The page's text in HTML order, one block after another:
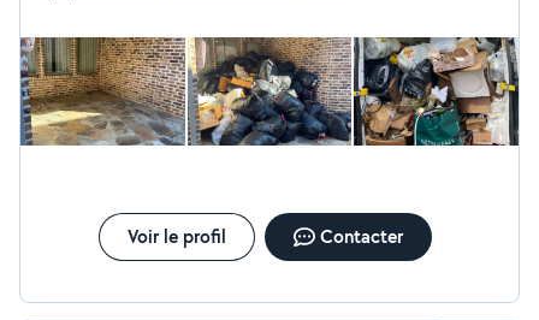
Voir le profil Contacter